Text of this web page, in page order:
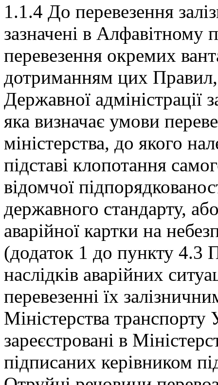
1.1.4 До перевезення
зазначені в
перевезення окремих
дотриманням цих
Державної адміністрації
яка визначає умови
міністерства, до якого
підставі клопотання
відомчої
державного стандарту,
аварійної картки на
(додаток 1 до пункту 4.3
наслідків аварійних
перевезенні їх
Міністерства
зареєстровані в
підписаних керівником